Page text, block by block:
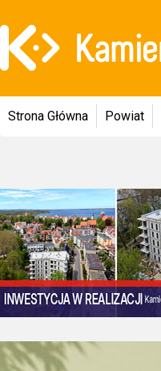
Strona Główna Powiat